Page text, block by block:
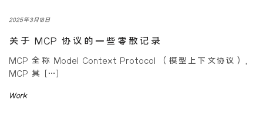
2025年3月18日
关于 MCP 协议的一些零散记录
MCP 全称 Model Context Protocol （模型上下文协议），
MCP 其 […]
Work